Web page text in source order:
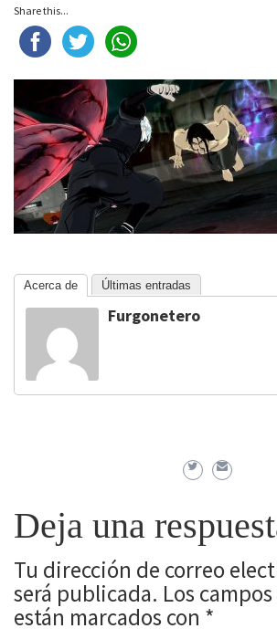
Share this...
Acerca de Últimas entradas
Furgonetero
Deja una
Tu dirección de correo
será publicada. Los
están marcados con *